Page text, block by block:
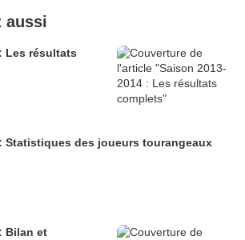
aussi
Les résultats
Statistiques des joueurs tourangeaux
Bilan et